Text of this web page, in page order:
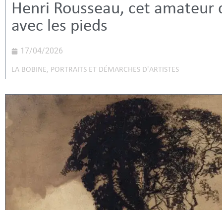
Henri Rousseau, cet amateur
avec les pieds
17/04/2026
LA BOBINE, PORTRAITS ET DÉMARCHES D'ARTISTES